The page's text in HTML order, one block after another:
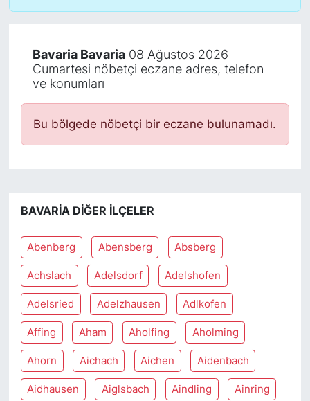
Bavaria Bavaria08 Ağustos 2026
Cumartesi nöbetçi eczane adres, telefon
ve konumları
Bu bölgede nöbetçi bir eczane bulunamadı.
BAVARIA DIĞER İLÇELER
Abenberg Abensberg Absberg
Achslach Adelsdorf Adelshofen
Adelsried Adelzhausen Adlkofen
Affing Aham Aholfing Aholming
Ahorn Aichach Aichen Aidenbach
Aidhausen Aiglsbach Aindling Ainring